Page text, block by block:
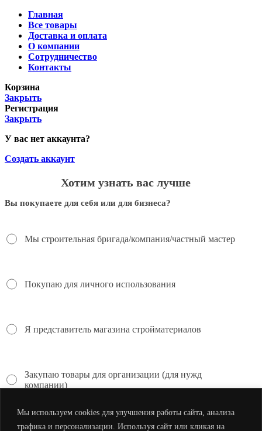
Мы используем cookies для улучшения работы сайта, анализа
трафика и персонализации. Используя сайт или кликая на
Главная
Все товары
Доставка и оплата
О компании
Сотрудничество
Контакты
Корзина
Закрыть
Регистрация
Закрыть
У вас нет аккаунта?
Создать аккаунт
Хотим узнать вас лучше
Вы покупаете для себя или для бизнеса?
Мы строительная бригада/компания/частный мастер
Покупаю для личного использования
Я представитель магазина стройматериалов
Закупаю товары для организации (для нужд
компании)